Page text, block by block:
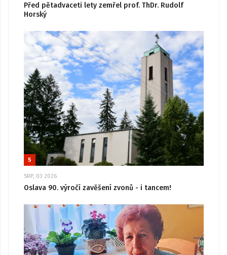
Před pětadvaceti lety zemřel prof. ThDr. Rudolf
Horský
5
SRP, 03 2026
Oslava 90. výročí zavěšení zvonů - i tancem!